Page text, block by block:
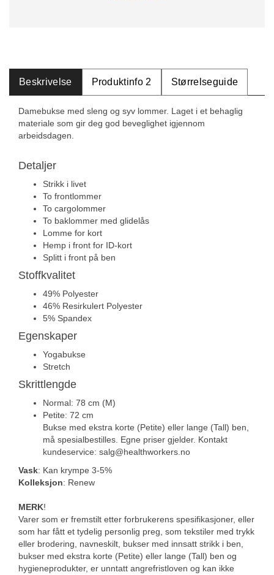
Beskrivelse Produktinfo 2 Størrelseguide
Damebukse med sleng og syv lommer. Laget i et behaglig
materiale som gir deg god beveglighet igjennom
arbeidsdagen.
Detaljer
Strikk i livet
To frontlommer
To cargolommer
To baklommer med glidelås
Lomme for kort
Hemp i front for ID-kort
Splitt i front på ben
Stoffkvalitet
49% Polyester
46% Resirkulert Polyester
5% Spandex
Egenskaper
Yogabukse
Stretch
Skrittlengde
Normal: 78 cm (M)
Petite: 72 cm
Bukse med ekstra korte (Petite) eller lange (Tall) ben,
må spesialbestilles. Egne priser gjelder. Kontakt
kundeservice: salg@healthworkers.no
Vask: Kan krympe 3-5%
Kolleksjon: Renew
MERK!
Varer som er fremstilt etter forbrukerens spesifikasjoner, eller
som har fått et tydelig personlig preg, som tekstiler med trykk
eller brodering, navneskilt, bukser med innsatt strikk i ben,
bukser med ekstra korte (Petite) eller lange (Tall) ben og
hygieneprodukter, er unntatt angrefristloven og kan ikke